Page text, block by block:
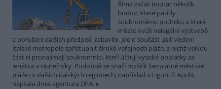
Říma začali bourat několik
budov, které patřily
soukromému podniku a které
město kvůli nelegální výstavbě
a porušení dalších předpisů zabavilo. Jde o součást úsilí vedení
italské metropole zpřístupnit široké veřejnosti pláže, z nichž velkou
část si pronajímají soukromníci, kteří účtují vysoké poplatky za
lehátka a slunečníky. Podobně se snaží rozšířit bezplatné městské
pláže i v dalších italských regionech, například v Ligurii či Apulii,
napsala dnes agentura DPA.